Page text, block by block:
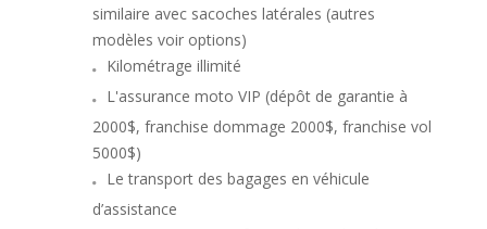
similaire avec sacoches latérales (autres
modèles voir options)
Kilométrage illimité
L'assurance moto VIP (dépôt de garantie à
2000$, franchise dommage 2000$, franchise vol
5000$)
Le transport des bagages en véhicule
d’assistance